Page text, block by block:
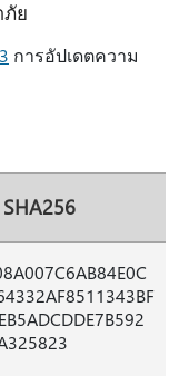
ย
การอัปเดตความ